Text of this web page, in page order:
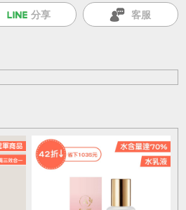
分享 客服